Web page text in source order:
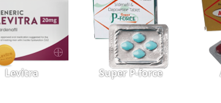
Levitra Super P-force